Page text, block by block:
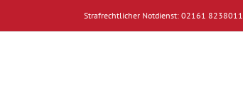
springen
Strafrechtlicher Notdienst: 02161 8238011